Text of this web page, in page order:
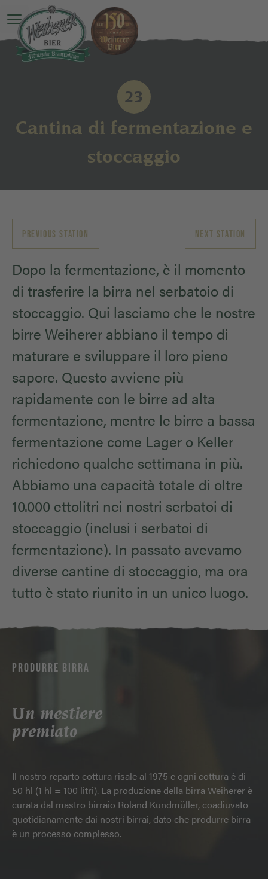
O Menu principale è ancora una sorpresa
23
Cantina di fermentazione e
stoccaggio
PREVIOUS STATION NEXT STATION
Dopo la fermentazione, è il momento
di trasferire la birra nel serbatoio di
stoccaggio. Qui lasciamo che le nostre
birre Weiherer abbiano il tempo di
maturare e sviluppare il loro pieno
sapore. Questo avviene più
rapidamente con le birre ad alta
fermentazione, mentre le birre a bassa
fermentazione come Lager o Keller
richiedono qualche settimana in più.
Abbiamo una capacità totale di oltre
10.000 ettolitri nei nostri serbatoi di
stoccaggio (inclusi i serbatoi di
fermentazione). In passato avevamo
diverse cantine di stoccaggio, ma ora
tutto è stato riunito in un unico luogo.
PRODURRE BIRRA
Un mestiere
premiato
Il nostro reparto cottura risale al 1975 e ogni cottura è di
50 hl (1 hl = 100 litri). La produzione della birra Weiherer è
curata dal mastro birraio Roland Kundmüller, coadiuvato
quotidianamente dai nostri birrai, dato che produrre birra
è un processo complesso.